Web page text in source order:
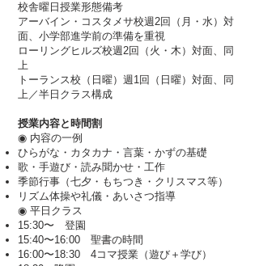
校舎曜日授業形態備考
アーバイン・コスタメサ校週2回（月・水）対
面、小学部進学前の準備を重視
ローリングヒルズ校週2回（火・木）対面、同
上
トーランス校（日曜）週1回（日曜）対面、同
上／半日クラス構成
授業内容と時間割
◉ 内容の一例
ひらがな・カタカナ・言葉・かずの基礎
歌・手遊び・読み聞かせ・工作
季節行事（七夕・もちつき・クリスマス等）
リズム体操や礼儀・あいさつ指導
◉ 平日クラス
15:30〜 登園
15:40〜16:00 聖書の時間
16:00〜18:30 4コマ授業（遊び＋学び）